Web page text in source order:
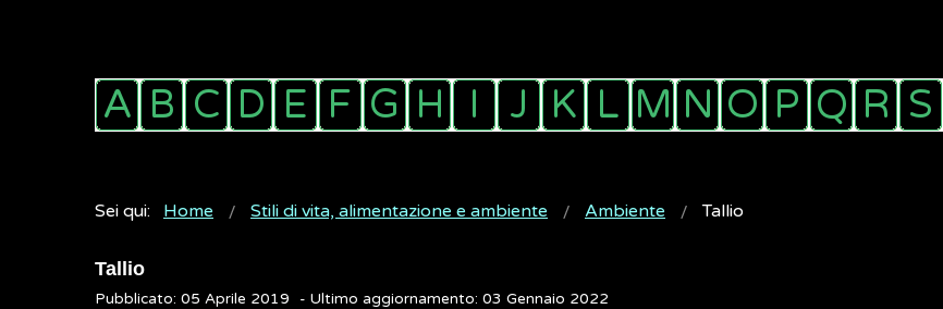
Sei qui: Home Stili di vita, alimentazione e ambiente Ambiente Tallio
Tallio
Pubblicato: 05 Aprile 2019 - Ultimo aggiornamento: 03 Gennaio 2022